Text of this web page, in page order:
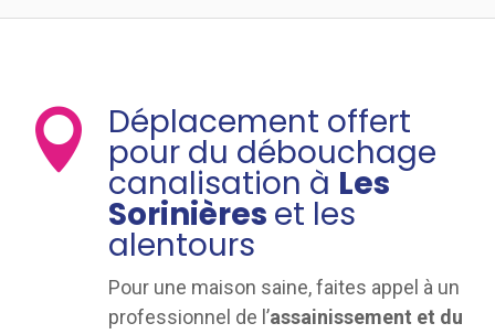
 Déplacement offert
pour du débouchage
canalisation à Les
Sorinières et les
alentours
Pour une maison saine, faites appel à un
professionnel de l’assainissement et du